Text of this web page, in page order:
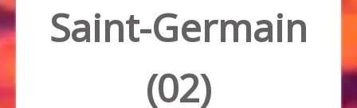
Saint-Germain
(02)